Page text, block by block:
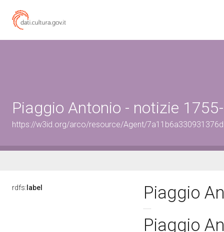
Piaggio Antonio - notizie
https://w3id.org/arco/resource/Agent/
rdfs: label
Piaggio
Piaggio